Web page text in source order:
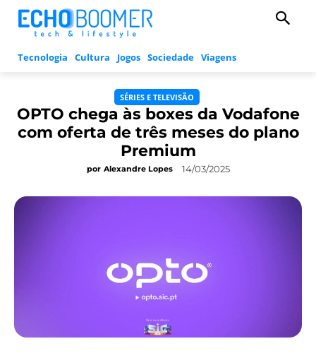
Tecnologia Cultura Jogos Sociedade Viagens
SÉRIES E TELEVISÃO
OPTO chega às boxes da Vodafone
com oferta de três meses do plano
Premium
por Alexandre Lopes 14/03/2025